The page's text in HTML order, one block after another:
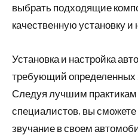
выбрать подходящие
качественную установку
Установка и настройка
требующий определенных
Следуя лучшим
специалистов, вы сможете
звучание в своем